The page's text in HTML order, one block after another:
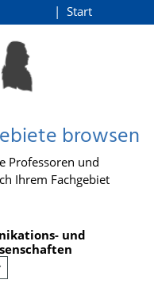
Start
browsen
Professoren und
Ihrem Fachgebiet
und